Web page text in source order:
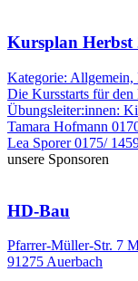
Kursplan Herbst
Kategorie: Allgemein,
Die Kursstarts für
Übungsleiter:innen:
Tamara Hofmann
Lea Sporer 0175/
unsere Sponsoren
HD-Bau
Pfarrer-Müller-Str. 7
91275 Auerbach